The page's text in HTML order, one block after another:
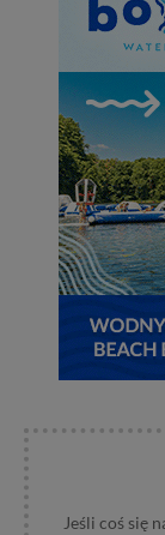
Jeśli coś się
danych z
w
serwisu w
Reklamowa
Wiejska 17,
W każdej
danych,
zabronić ich
zawsze jest
praw w
cookies.